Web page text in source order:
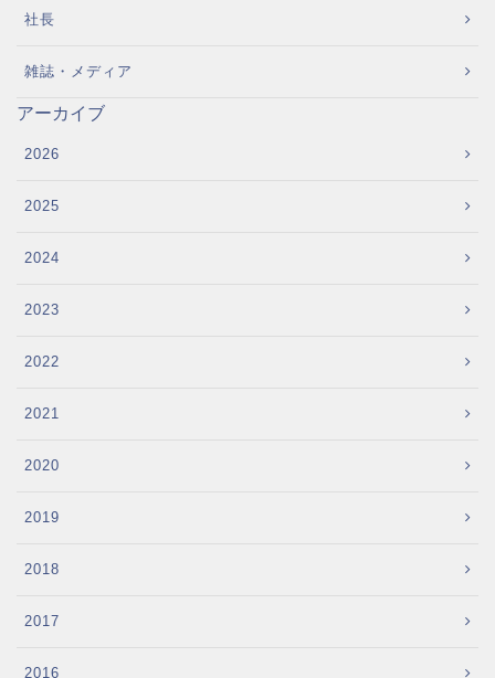
社長
雑誌・メディア
アーカイブ
2026
2025
2024
2023
2022
2021
2020
2019
2018
2017
2016